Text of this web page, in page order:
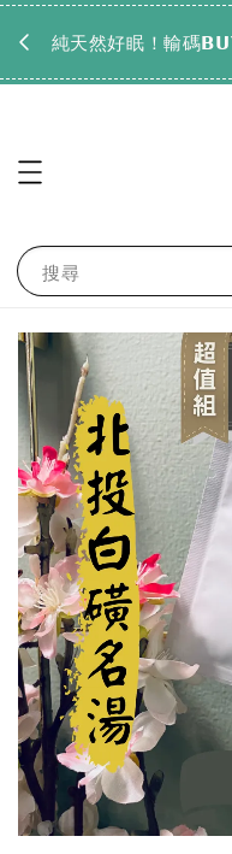
純天然好眠！輸碼
搜尋